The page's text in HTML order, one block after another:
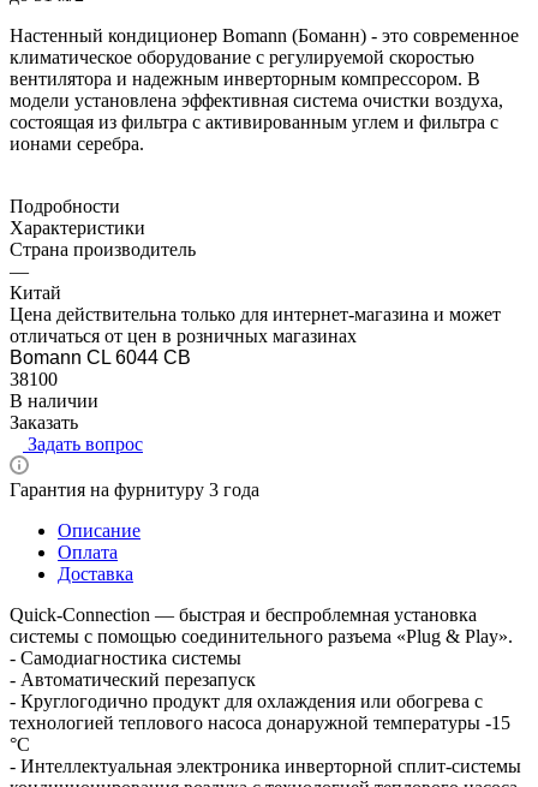
Настенный кондиционер Bomann (Боманн) - это современное
климатическое оборудование с регулируемой скоростью
вентилятора и надежным инверторным компрессором. В
модели установлена эффективная система очистки воздуха,
состоящая из фильтра с активированным углем и фильтра с
ионами серебра.
Подробности
Характеристики
Страна производитель
—
Китай
Цена действительна только для интернет-магазина и может
отличаться от цен в розничных магазинах
Bomann CL 6044 CB
38100
В наличии
Заказать
Задать вопрос
Гарантия на фурнитуру 3 года
Описание
Оплата
Доставка
Quick-Connection — быстрая и беспроблемная установка
системы с помощью соединительного разъема «Plug & Play».
- Самодиагностика системы
- Автоматический перезапуск
- Круглогодично продукт для охлаждения или обогрева с
технологией теплового насоса донаружной температуры -15
°C
- Интеллектуальная электроника инверторной сплит-системы